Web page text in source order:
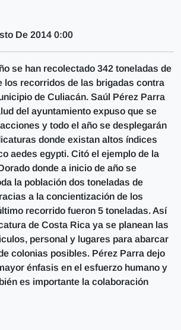
De 2014 0:00
se han recolectado 342 toneladas de
los recorridos de las brigadas contra
de Culiacán. Saúl Pérez Parra
del ayuntamiento expuso que se
y todo el año se desplegarán
donde existan altos índices
aedes egypti. Citó el ejemplo de la
donde a inicio de año se
la población dos toneladas de
a la concientización de los
recorrido fueron 5 toneladas. Así
de Costa Rica ya se planean las
personal y lugares para abarcar
colonias posibles. Pérez Parra dejo
énfasis en el esfuerzo humano y
es importante la colaboración